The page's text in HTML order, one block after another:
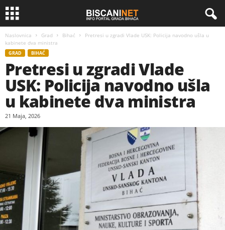
Naslovnica Grad Bihać
Pretresi u zgradi Vlade USK: Policija navodno ušla u
kabinete dva ministra
GRAD BIHAĆ
Pretresi u zgradi Vlade
USK: Policija navodno ušla
u kabinete dva ministra
21 Maja, 2026